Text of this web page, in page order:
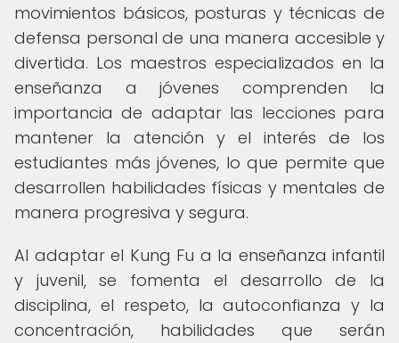
movimientos básicos, posturas y técnicas de
defensa personal de una manera accesible y
divertida. Los maestros especializados en la
enseñanza a jóvenes comprenden la
importancia de adaptar las lecciones para
mantener la atención y el interés de los
estudiantes más jóvenes, lo que permite que
desarrollen habilidades físicas y mentales de
manera progresiva y segura.
Al adaptar el Kung Fu a la enseñanza infantil
y juvenil, se fomenta el desarrollo de la
disciplina, el respeto, la autoconfianza y la
concentración, habilidades que serán